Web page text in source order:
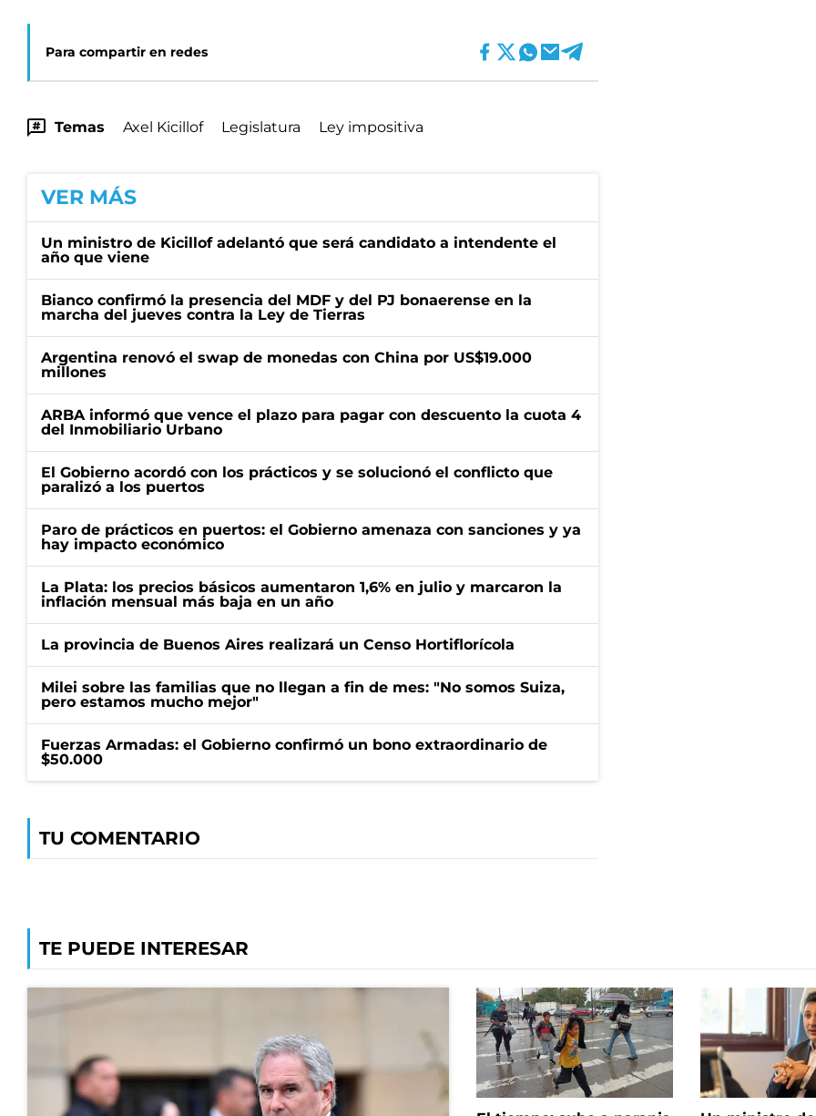
Para compartir en redes
Temas Axel Kicillof Legislatura Ley impositiva
VER MÁS
Un ministro de Kicillof adelantó que será candidato a intendente el
año que viene
Bianco confirmó la presencia del MDF y del PJ bonaerense en la
marcha del jueves contra la Ley de Tierras
Argentina renovó el swap de monedas con China por US$19.000
millones
ARBA informó que vence el plazo para pagar con descuento la cuota 4
del Inmobiliario Urbano
El Gobierno acordó con los prácticos y se solucionó el conflicto que
paralizó a los puertos
Paro de prácticos en puertos: el Gobierno amenaza con sanciones y ya
hay impacto económico
La Plata: los precios básicos aumentaron 1,6% en julio y marcaron la
inflación mensual más baja en un año
La provincia de Buenos Aires realizará un Censo Hortiflorícola
Milei sobre las familias que no llegan a fin de mes: "No somos Suiza,
pero estamos mucho mejor"
Fuerzas Armadas: el Gobierno confirmó un bono extraordinario de
$50.000
TU COMENTARIO
TE PUEDE INTERESAR